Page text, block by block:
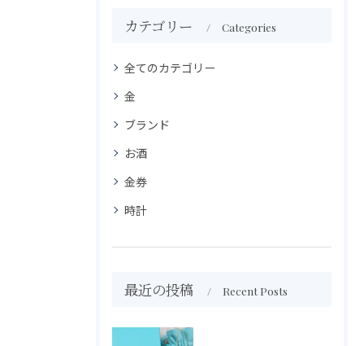
カテゴリー Categories
全てのカテゴリー
金
ブランド
お酒
金券
時計
最近の投稿 Recent Posts